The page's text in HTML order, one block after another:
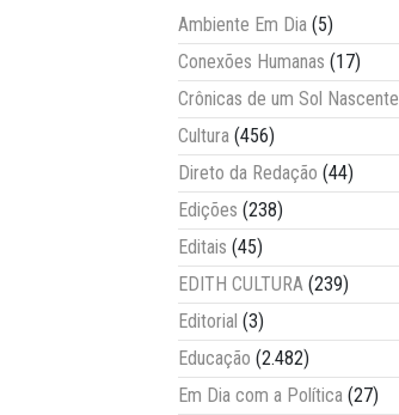
Ambiente Em Dia (5)
Conexões Humanas (17)
Crônicas de um Sol Nascente
Cultura (456)
Direto da Redação (44)
Edições (238)
Editais (45)
EDITH CULTURA (239)
Editorial (3)
Educação (2.482)
Em Dia com a Política (27)